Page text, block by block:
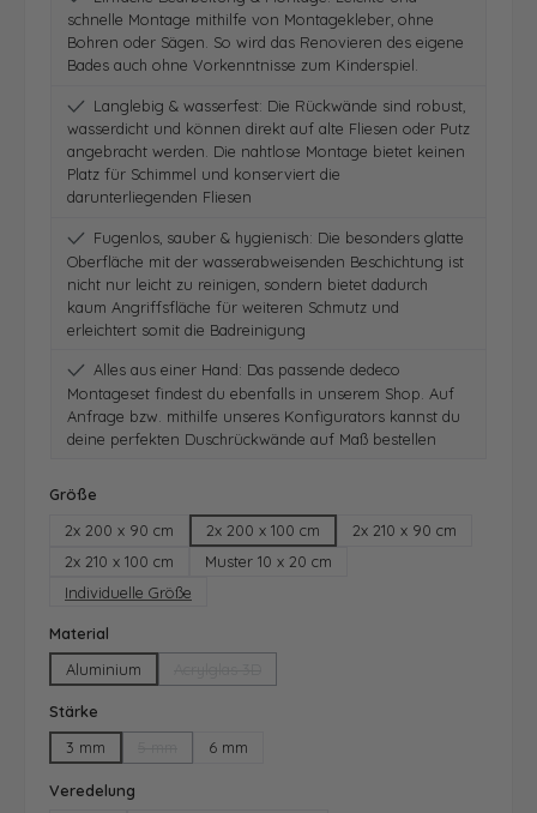
schnelle Montage mithilfe von Montagekleber, ohne
Bohren oder Sägen. So wird das Renovieren des eigene
Bades auch ohne Vorkenntnisse zum Kinderspiel.
Langlebig & wasserfest: Die Rückwände sind robust,
wasserdicht und können direkt auf alte Fliesen oder Putz
angebracht werden. Die nahtlose Montage bietet keinen
Platz für Schimmel und konserviert die
darunterliegenden Fliesen
Fugenlos, sauber & hygienisch: Die besonders glatte
Oberfläche mit der wasserabweisenden Beschichtung ist
nicht nur leicht zu reinigen, sondern bietet dadurch
kaum Angriffsfläche für weiteren Schmutz und
erleichtert somit die Badreinigung
Alles aus einer Hand: Das passende dedeco
Montageset findest du ebenfalls in unserem Shop. Auf
Anfrage bzw. mithilfe unseres Konfigurators kannst du
deine perfekten Duschrückwände auf Maß bestellen
Größe
2x 200 x 90 cm
2x 200 x 100 cm
2x 210 x 90 cm
2x 210 x 100 cm
Muster 10 x 20 cm
Individuelle Größe
Material
Aluminium
Stärke
3 mm
(Diese Option ist zurzeit nicht verfügbar.)
6 mm
Veredelung